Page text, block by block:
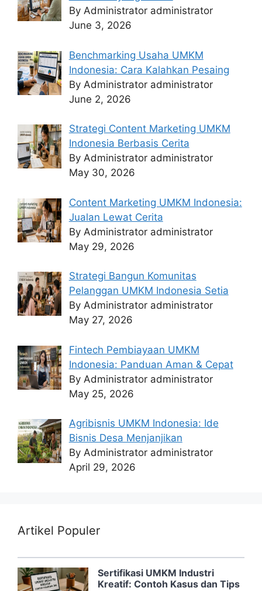
By Administrator administrator
June 3, 2026
Benchmarking Usaha UMKM
Indonesia: Cara Kalahkan Pesaing
By Administrator administrator
June 2, 2026
Strategi Content Marketing UMKM
Indonesia Berbasis Cerita
By Administrator administrator
May 30, 2026
Content Marketing UMKM Indonesia:
Jualan Lewat Cerita
By Administrator administrator
May 29, 2026
Strategi Bangun Komunitas
Pelanggan UMKM Indonesia Setia
By Administrator administrator
May 27, 2026
Fintech Pembiayaan UMKM
Indonesia: Panduan Aman & Cepat
By Administrator administrator
May 25, 2026
Agribisnis UMKM Indonesia: Ide
Bisnis Desa Menjanjikan
By Administrator administrator
April 29, 2026
Artikel Populer
Sertifikasi UMKM Industri
Kreatif: Contoh Kasus dan Tips